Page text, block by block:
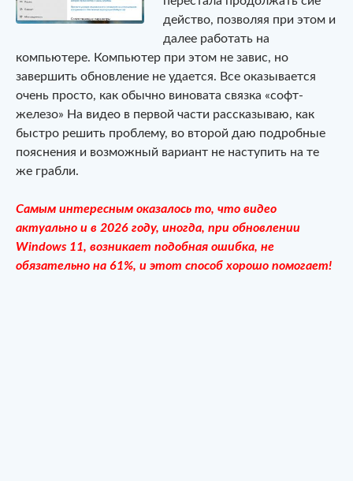
действо, позволяя при этом и
далее работать на
компьютере. Компьютер при этом не завис, но
завершить обновление не удается. Все оказывается
очень просто, как обычно виновата связка «софт-
железо» На видео в первой части рассказываю, как
быстро решить проблему, во второй даю подробные
пояснения и возможный вариант не наступить на те
же грабли.
Самым интересным оказалось то, что видео
актуально и в 2026 году, иногда, при обновлении
Windows 11, возникает подобная ошибка, не
обязательно на 61%, и этот способ хорошо помогает!